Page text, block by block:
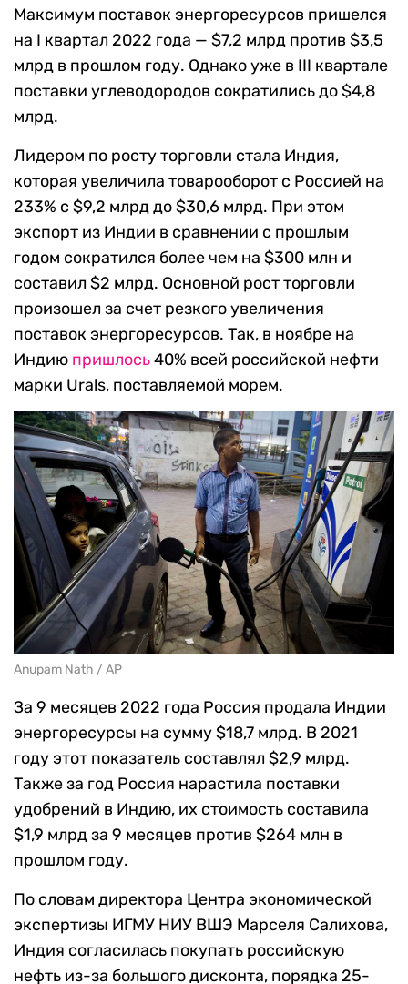
Максимум поставок энергоресурсов пришелся
на I квартал 2022 года — $7,2 млрд против $3,5
млрд в прошлом году. Однако уже в III квартале
поставки углеводородов сократились до $4,8
млрд.
Лидером по росту торговли стала Индия,
которая увеличила товарооборот с Россией на
233% с $9,2 млрд до $30,6 млрд. При этом
экспорт из Индии в сравнении с прошлым
годом сократился более чем на $300 млн и
составил $2 млрд. Основной рост торговли
произошел за счет резкого увеличения
поставок энергоресурсов. Так, в ноябре на
Индию пришлось40% всей российской нефти
марки Urals, поставляемой морем.
Anupam Nath / AP
За 9 месяцев 2022 года Россия продала Индии
энергоресурсы на сумму $18,7 млрд. В 2021
году этот показатель составлял $2,9 млрд.
Также за год Россия нарастила поставки
удобрений в Индию, их стоимость составила
$1,9 млрд за 9 месяцев против $264 млн в
прошлом году.
По словам директора Центра экономической
экспертизы ИГМУ НИУ ВШЭ Марселя Салихова,
Индия согласилась покупать российскую
нефть из-за большого дисконта, порядка 25-